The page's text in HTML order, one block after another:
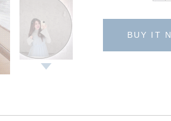
BUY IT